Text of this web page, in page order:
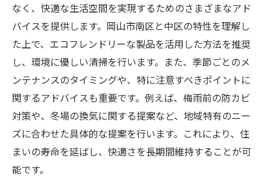
なく、快適な生活空間を実現するためのさまざまなアド
バイスを提供します。岡山市南区と中区の特性を理解し
た上で、エコフレンドリーな製品を活用した方法を推奨
し、環境に優しい清掃を行います。また、季節ごとのメ
ンテナンスのタイミングや、特に注意すべきポイントに
関するアドバイスも重要です。例えば、梅雨前の防カビ
対策や、冬場の換気に関する提案など、地域特有のニー
ズに合わせた具体的な提案を行います。これにより、住
まいの寿命を延ばし、快適さを長期間維持することが可
能です。